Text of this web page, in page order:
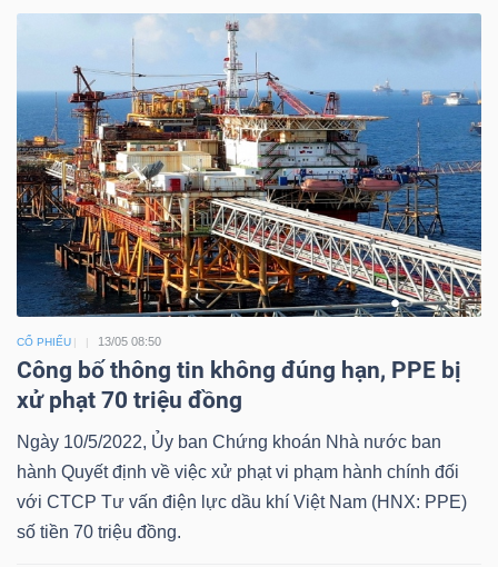
CỔ PHIẾU 13/05 08:50
Công bố thông tin không đúng hạn, PPE bị
xử phạt 70 triệu đồng
Ngày 10/5/2022, Ủy ban Chứng khoán Nhà nước ban
hành Quyết định về việc xử phạt vi phạm hành chính đối
với CTCP Tư vấn điện lực dầu khí Việt Nam (HNX: PPE)
số tiền 70 triệu đồng.
viết
của
tác
giả
(-)
Báo
cáo
phân
tích
(-)
Thuật
ngữ
(-)